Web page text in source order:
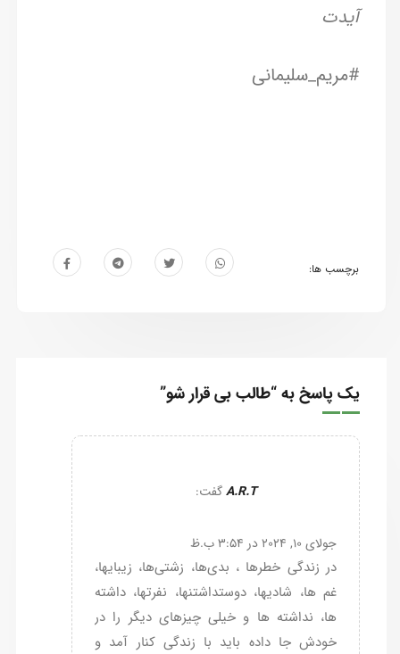
آیدت
#مریم_سلیمانی
برچسب ها:
یک پاسخ به “طالب بی قرار شو”
A.R.Tگفت:
جولای 10, 2024 در 3:54 ب.ظ
در زندگی خطرها ، بدی‌ها، زشتی‌ها، زیبایها،
غم ها، شادیها، دوستداشتنها، نفرتها، داشته
ها، نداشته ها و خیلی چیزهای دیگر را در
خودش جا داده باید با زندگی کنار آمد و